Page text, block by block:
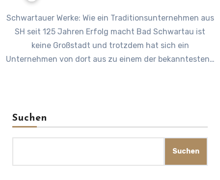
Schwartauer Werke: Wie ein Traditionsunternehmen aus
SH seit 125 Jahren Erfolg macht Bad Schwartau ist
keine Großstadt und trotzdem hat sich ein
Unternehmen von dort aus zu einem der bekanntesten…
Suchen
Suchen